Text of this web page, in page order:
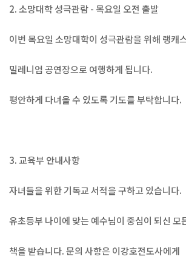
2. 소망대학 성극관람 - 목요일 오전 출발
이번 목요일 소망대학이 성극관람을 위해 랭캐
밀레니엄 공연장으로 여행하게 됩니다.
평안하게 다녀올 수 있도록 기도를 부탁합니다.
3. 교육부 안내사항
자녀들을 위한 기독교 서적을 구하고 있습니다.
유초등부 나이에 맞는 예수님이 중심이 되신 모
책을 받습니다. 문의 사항은 이강호전도사에게